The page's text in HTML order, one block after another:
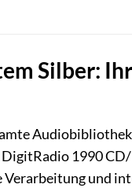
Silber:
DigitRadio 1990
und